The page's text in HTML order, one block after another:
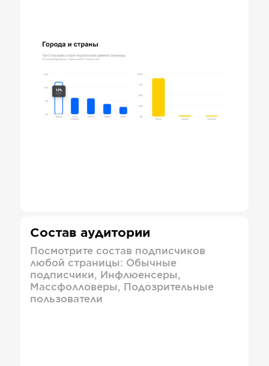
Состав аудитории
Посмотрите состав подписчиков
любой страницы: Обычные
подписчики, Инфлюенсеры,
Массфолловеры, Подозрительные
пользователи